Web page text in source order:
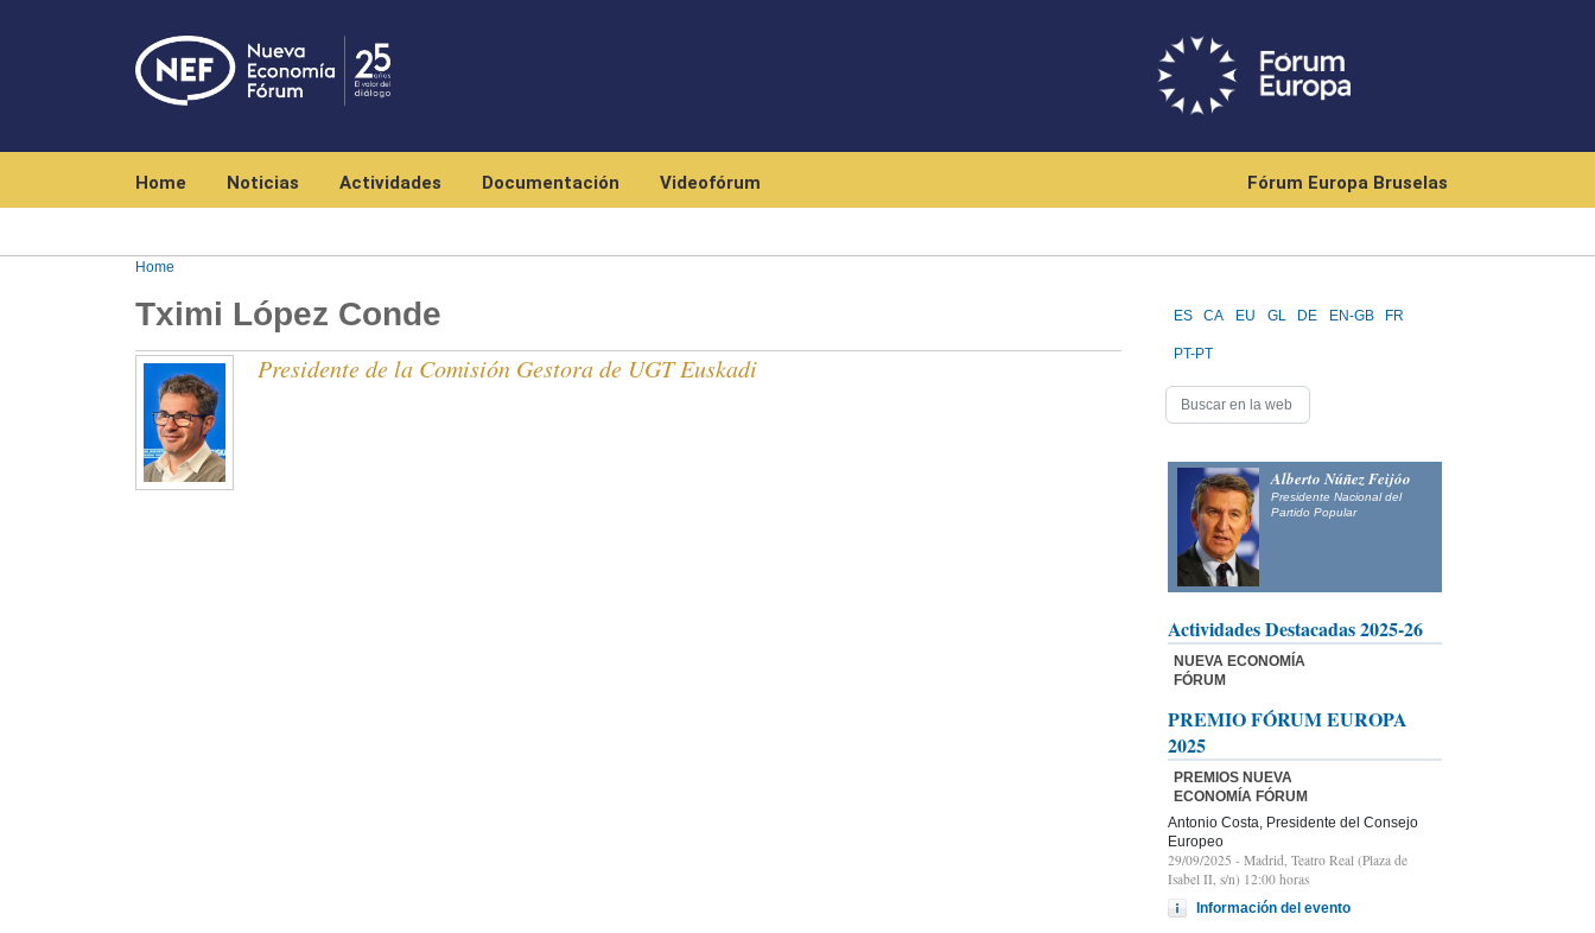
Home Noticias Actividades Documentación Videofórum Fórum Europa Bruselas
Home
Tximi López Conde
Presidente de la Comisión Gestora de UGT Euskadi
ES CA EU GL DE EN-GB FR
PT-PT
Alberto Núñez Feijóo
Presidente Nacional del
Partido Popular
Actividades Destacadas 2025-26
NUEVA ECONOMÍA
FÓRUM
PREMIO FÓRUM EUROPA
2025
PREMIOS NUEVA
ECONOMÍA FÓRUM
Antonio Costa, Presidente del Consejo
Europeo
29/09/2025 - Madrid, Teatro Real (Plaza de
Isabel II, s/n) 12:00 horas
Información del evento